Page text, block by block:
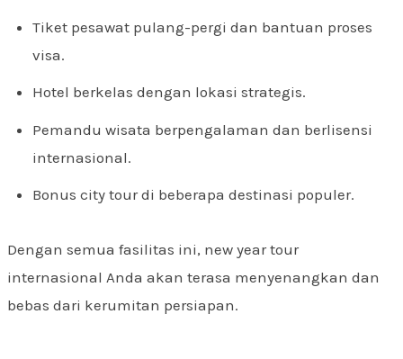
Tiket pesawat pulang-pergi dan bantuan proses
visa.
Hotel berkelas dengan lokasi strategis.
Pemandu wisata berpengalaman dan berlisensi
internasional.
Bonus city tour di beberapa destinasi populer.
Dengan semua fasilitas ini, new year tour
internasional Anda akan terasa menyenangkan dan
bebas dari kerumitan persiapan.